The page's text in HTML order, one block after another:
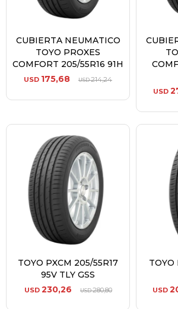
CUBIERTA NEUMATICO
TOYO PROXES
COMFORT 205/55R16 91H
USD 175,68 USD214,24
USD
TOYO PXCM 205/55R17
95V TLY GSS
USD 230,26 USD280,80
TOYO
USD